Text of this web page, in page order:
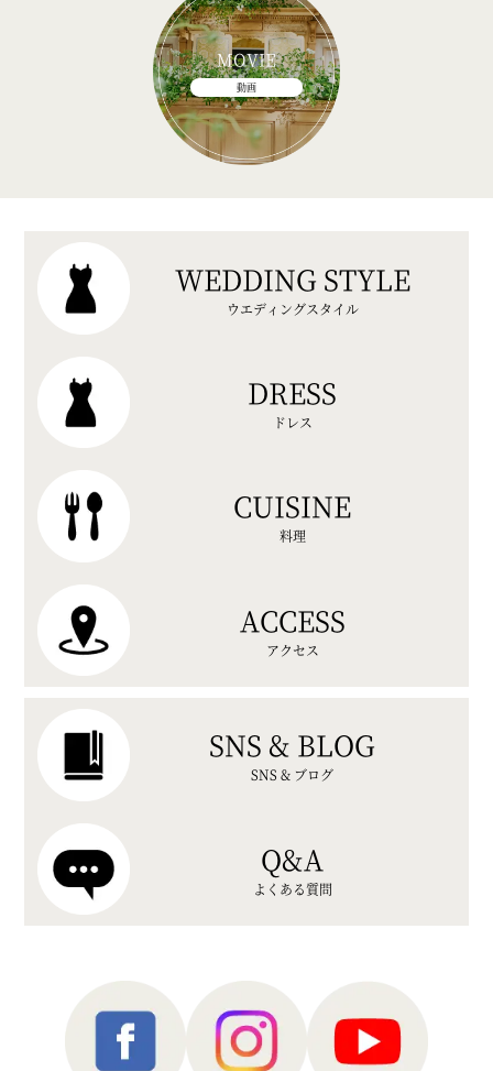
MOVIE
動画
WEDDING STYLE
ウエディングスタイル
DRESS
ドレス
CUISINE
料理
ACCESS
アクセス
SNS & BLOG
SNS & ブログ
Q&A
よくある質問